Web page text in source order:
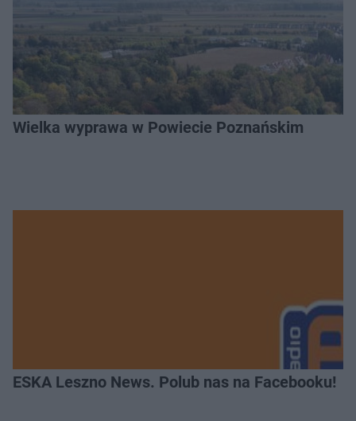
Wielka wyprawa w Powiecie Poznańskim
ESKA Leszno News. Polub nas na Facebooku!